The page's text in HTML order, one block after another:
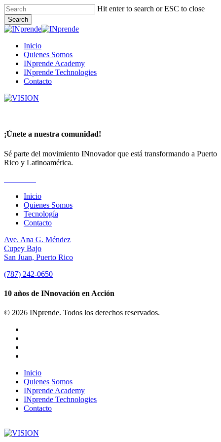
Skip
to
main
content
Hit enter to search or ESC to close
Search
Close
Menu
Inicio
Quienes Somos
INprende Academy
INprende Technologies
Contacto
¡Únete a nuestra comunidad!
Sé parte del movimiento INnovador que está transformando a Puerto
Rico y Latinoamérica.
Inicio
Quienes Somos
Tecnología
Contacto
Ave. Ana G. Méndez
Cupey Bajo
San Juan, Puerto Rico
(787) 242-0650
10 años de INnovación en Acción
© 2026 INprende. Todos los derechos reservados.
Close
Menu
Inicio
Quienes Somos
INprende Academy
INprende Technologies
Contacto